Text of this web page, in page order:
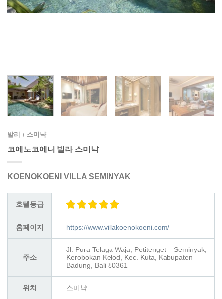
발리 / 스미냑
코에노코에니 빌라 스미냑
KOENOKOENI VILLA SEMINYAK
호텔등급
홈페이지 https://www.villakoenokoeni.com/
주소
Jl. Pura Telaga Waja, Petitenget – Seminyak,
Kerobokan Kelod, Kec. Kuta, Kabupaten
Badung, Bali 80361
위치 스미냑